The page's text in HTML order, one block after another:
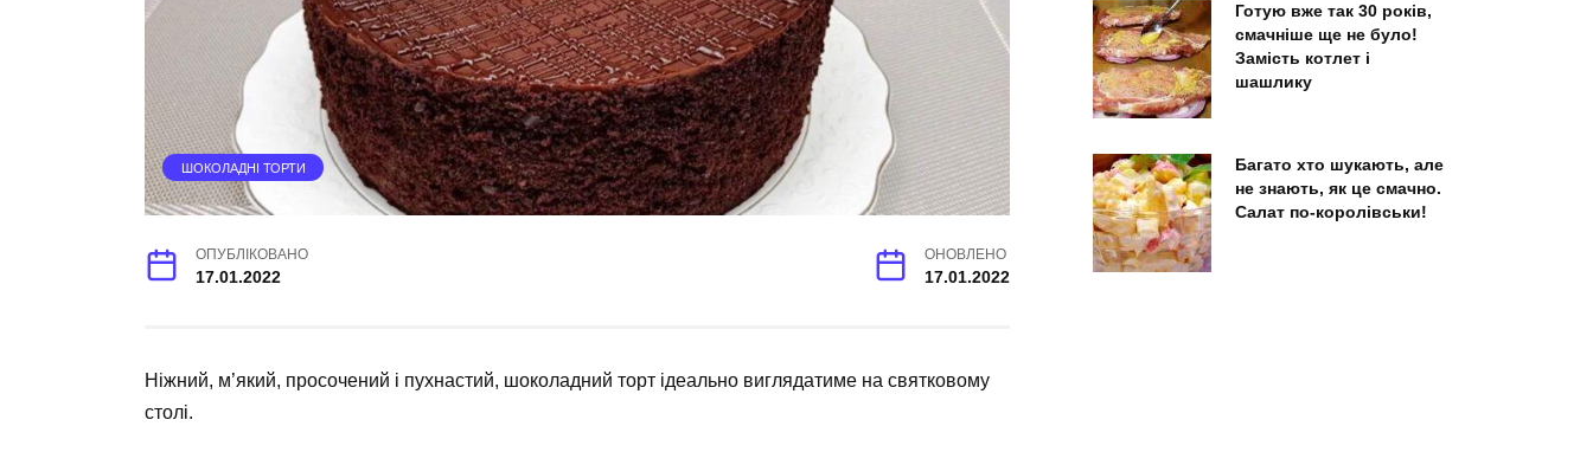
ШОКОЛАДНІ ТОРТИ
ОПУБЛІКОВАНО
17.01.2022
ОНОВЛЕНО
17.01.2022
Ніжний, м’який, просочений і пухнастий, шоколадний торт ідеально виглядатиме на святковому
столі.
Готую вже так 30 років,
смачніше ще не було!
Замість котлет і
шашлику
Багато хто шукають, але
не знають, як це смачно.
Салат по-королівськи!